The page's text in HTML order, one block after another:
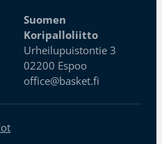
Suomen
Koripalloliitto
Urheilupuistontie 3
02200 Espoo
office@basket.fi